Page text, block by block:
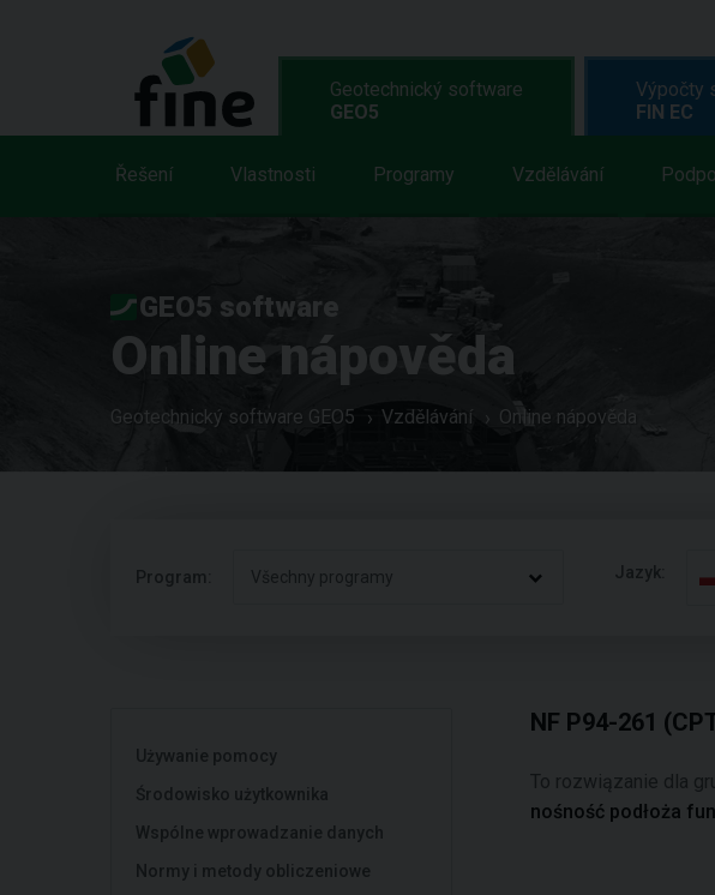
Geotechnický software
GEO5
Řešení Vlastnosti Programy Vzdělávání
Výpočty
FIN EC
GEO5 software
Online nápověda
Geotechnický software GEO5 Vzdělávání Online nápověda
Program: Všechny programy Jazyk:
Używanie pomocy
Środowisko użytkownika
Wspólne wprowadzanie danych
Normy i metody obliczeniowe
NF P94-261
To rozwiązanie dla
nośność podłoża